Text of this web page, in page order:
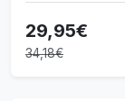
29,95€
34,18€